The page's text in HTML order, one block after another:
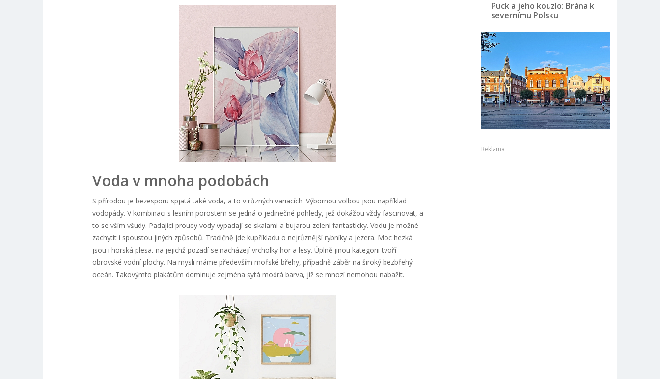
Voda v mnoha podobách
S přírodou je bezesporu spjatá také voda, a to v různých variacích. Výbornou volbou jsou například
vodopády. V kombinaci s lesním porostem se jedná o jedinečné pohledy, jež dokážou vždy fascinovat, a
to se vším všudy. Padající proudy vody vypadají se skalami a bujarou zelení fantasticky. Vodu je možné
zachytit i spoustou jiných způsobů. Tradičně jde kupříkladu o nejrůznější rybníky a jezera. Moc hezká
jsou i horská plesa, na jejichž pozadí se nacházejí vrcholky hor a lesy. Úplně jinou kategorii tvoří
obrovské vodní plochy. Na mysli máme především mořské břehy, případně záběr na široký bezbřehý
oceán. Takovýmto plakátům dominuje zejména sytá modrá barva, jíž se mnozí nemohou nabažit.
Puck a jeho kouzlo: Brána k
severnímu Polsku
Reklama